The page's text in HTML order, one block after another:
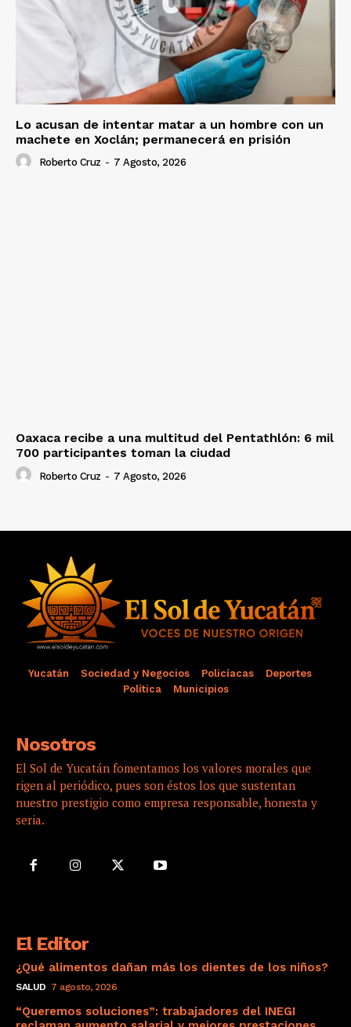
Lo acusan de intentar matar a un hombre con un
machete en Xoclán; permanecerá en prisión
Roberto Cruz - 7 Agosto, 2026
Oaxaca recibe a una multitud del Pentathlón: 6 mil
700 participantes toman la ciudad
Roberto Cruz - 7 Agosto, 2026
Yucatán Sociedad y Negocios Policíacas
Deportes
Política
Municipios
Nosotros
El Sol de Yucatán fomentamos los valores morales que
rigen al periódico, pues son éstos los que sustentan
nuestro prestigio como empresa responsable, honesta y
seria.
El Editor
¿Qué alimentos dañan más los dientes de los niños?
SALUD 7 agosto, 2026
“Queremos soluciones”: trabajadores del INEGI